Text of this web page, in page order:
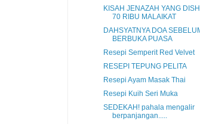
KISAH JENAZAH YANG
70 RIBU MALAIKAT
DAHSYATNYA DOA
BERBUKA PUASA
Resepi Semperit Red Velvet
RESEPI TEPUNG PELITA
Resepi Ayam Masak Thai
Resepi Kuih Seri Muka
SEDEKAH! pahala mengalir
berpanjangan.....